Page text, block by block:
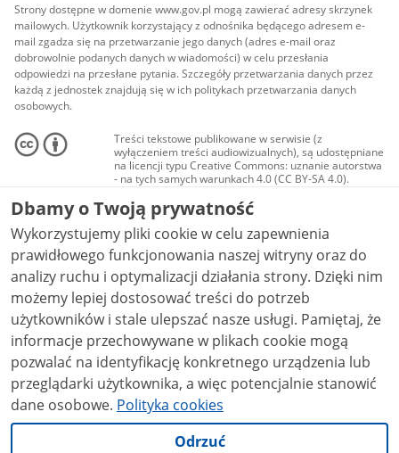
Strony dostępne w domenie www.gov.pl mogą zawierać adresy skrzynek
mailowych. Użytkownik korzystający z odnośnika będącego adresem e-
mail zgadza się na przetwarzanie jego danych (adres e-mail oraz
dobrowolnie podanych danych w wiadomości) w celu przesłania
odpowiedzi na przesłane pytania. Szczegóły przetwarzania danych przez
każdą z jednostek znajdują się w ich politykach przetwarzania danych
osobowych.
Treści tekstowe publikowane w serwisie (z
wyłączeniem treści audiowizualnych), są udostępniane
na licencji typu Creative Commons: uznanie autorstwa
- na tych samych warunkach 4.0 (CC BY-SA 4.0).
Materiały audiowizualne, w tym zdjęcia, materiały
audio i wideo, są udostępniane na licencji typu
Creative Commons: uznanie autorstwa użycie
niekomercyjne - bez utworów zależnych 4.0 (CC BY-
NC-ND 4.0), o ile nie jest to stwierdzone inaczej.
Dbamy o Twoją prywatność
Wykorzystujemy pliki cookie w celu zapewnienia
prawidłowego funkcjonowania naszej witryny oraz do
analizy ruchu i optymalizacji działania strony. Dzięki nim
możemy lepiej dostosować treści do potrzeb
użytkowników i stale ulepszać nasze usługi. Pamiętaj, że
informacje przechowywane w plikach cookie mogą
pozwalać na identyfikację konkretnego urządzenia lub
przeglądarki użytkownika, a więc potencjalnie stanowić
dane osobowe. Polityka cookies
Odrzuć